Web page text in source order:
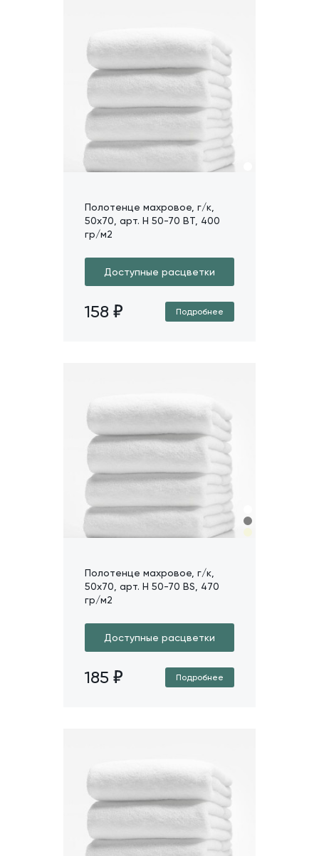
Полотенце махровое, г/к,
50х70, арт. H 50-70 BT, 400
гр/м2
Доступные расцветки
158 Подробнее
Полотенце махровое, г/к,
50х70, арт. H 50-70 BS, 470
гр/м2
Доступные расцветки
185 Подробнее